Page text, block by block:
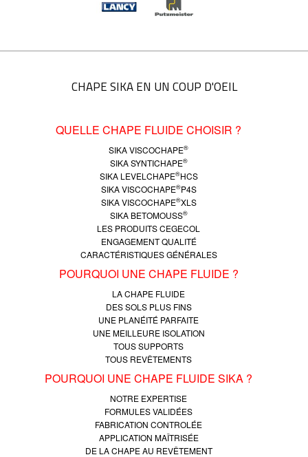
CHAPE SIKA EN UN COUP D'OEIL
QUELLE CHAPE FLUIDE CHOISIR ?
SIKA VISCOCHAPE®
SIKA SYNTICHAPE®
SIKA LEVELCHAPE®HCS
SIKA VISCOCHAPE®P4S
SIKA VISCOCHAPE®XLS
SIKA BETOMOUSS®
LES PRODUITS CEGECOL
ENGAGEMENT QUALITÉ
CARACTÉRISTIQUES GÉNÉRALES
POURQUOI UNE CHAPE FLUIDE ?
LA CHAPE FLUIDE
DES SOLS PLUS FINS
UNE PLANÉITÉ PARFAITE
UNE MEILLEURE ISOLATION
TOUS SUPPORTS
TOUS REVÊTEMENTS
POURQUOI UNE CHAPE FLUIDE SIKA ?
NOTRE EXPERTISE
FORMULES VALIDÉES
FABRICATION CONTROLÉE
APPLICATION MAÎTRISÉE
DE LA CHAPE AU REVÊTEMENT